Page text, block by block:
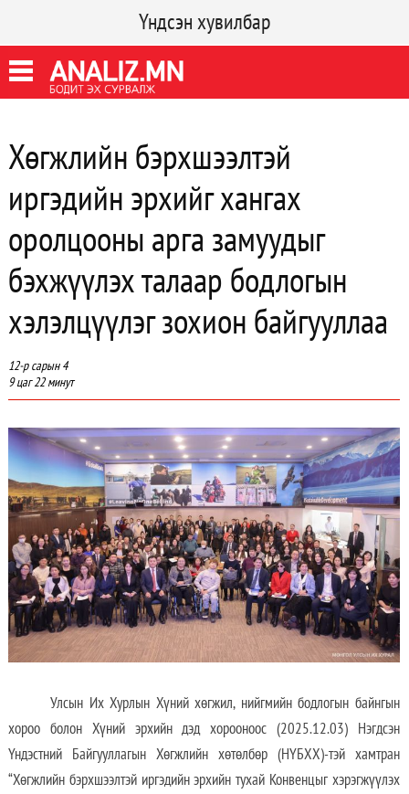
Үндсэн хувилбар
Хөгжлийн бэрхшээлтэй
иргэдийн эрхийг хангах
оролцооны арга замуудыг
бэхжүүлэх талаар бодлогын
хэлэлцүүлэг зохион байгууллаа
12-р сарын 4
9 цаг 22 минут
Улсын Их Хурлын Хүний хөгжил, нийгмийн бодлогын байнгын
хороо болон Хүний эрхийн дэд хорооноос (2025.12.03) Нэгдсэн
Үндэстний Байгууллагын Хөгжлийн хөтөлбөр (НҮБХХ)-тэй хамтран
“Хөгжлийн бэрхшээлтэй иргэдийн эрхийн тухай Конвенцыг хэрэгжүүлэх